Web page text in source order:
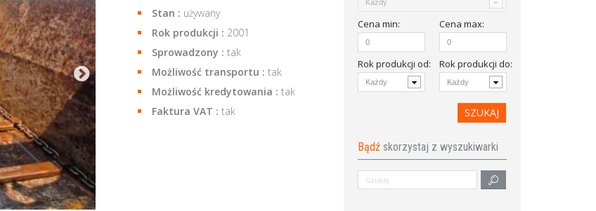
Stan : używany
Rok produkcji : 2001
Sprowadzony : tak
Możliwość transportu : tak
Możliwość kredytowania : tak
Faktura VAT : tak
Cena min: Cena max:
Rok produkcji od: Rok produkcji do:
Bądź skorzystaj z wyszukiwarki